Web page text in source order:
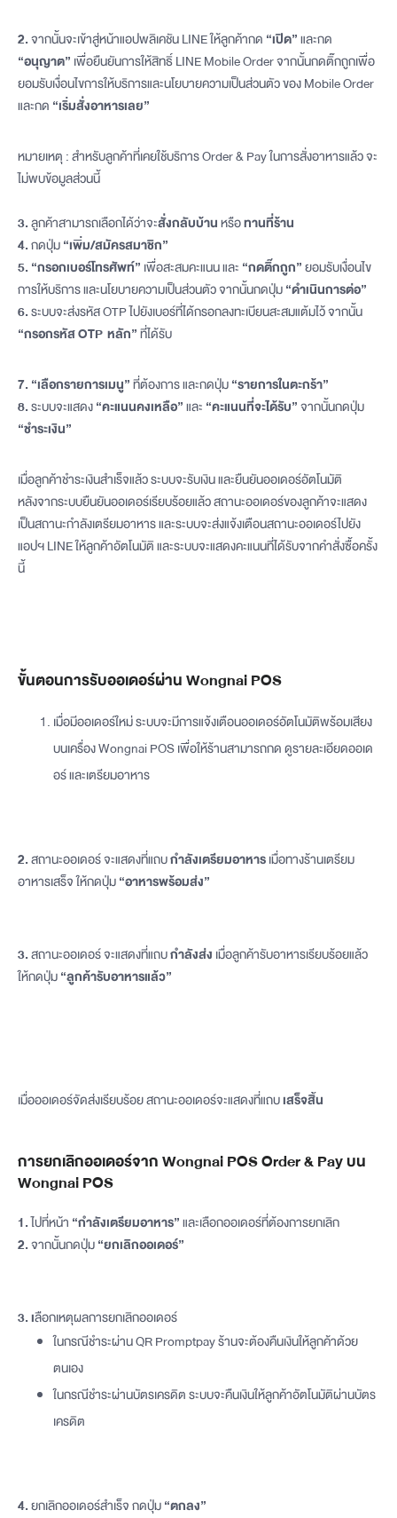
2.จากนั้นจะเข้าสู่หน้าแอปพลิเคชัน LINE ให้ลูกค้ากด “เปิด”และกด
“อนุญาต” เพื่อยืนยันการให้สิทธิ์ LINE Mobile Order จากนั้นกดติ๊กถูกเพื่อ
ยอมรับเงื่อนไขการให้บริการและนโยบายความเป็นส่วนตัว ของ Mobile Order
และกด “เริ่มสั่งอาหารเลย”
หมายเหตุ : สำหรับลูกค้าที่เคยใช้บริการ Order & Pay ในการสั่งอาหารแล้ว จะ
ไม่พบข้อมูลส่วนนี้
3.ลูกค้าสามารถเลือกได้ว่าจะสั่งกลับบ้านหรือทานที่ร้าน
4.กดปุ่ม“เพิ่ม/สมัครสมาชิก”
5. “กรอกเบอร์โทรศัพท์” เพื่อสะสมคะแนน และ “กดติ๊กถูก”ยอมรับเงื่อนไข
การให้บริการ และนโยบายความเป็นส่วนตัว จากนั้นกดปุ่ม“ดำเนินการต่อ”
6.ระบบจะส่งรหัส OTP ไปยังเบอร์ที่ได้กรอกลงทะเบียนสะสมแต้มไว้ จากนั้น
“กรอกรหัส OTP หลัก”ที่ได้รับ
7. “เลือกรายการเมนู”ที่ต้องการ และกดปุ่ม“รายการในตะกร้า”
8.ระบบจะแสดง“คะแนนคงเหลือ”และ “คะแนนที่จะได้รับ”จากนั้นกดปุ่ม
“ชำระเงิน”
เมื่อลูกค้าชำระเงินสำเร็จแล้ว ระบบจะรับเงิน และยืนยันออเดอร์อัตโนมัติ
หลังจากระบบยืนยันออเดอร์เรียบร้อยแล้ว สถานะออเดอร์ของลูกค้าจะแสดง
เป็นสถานะกำลังเตรียมอาหาร และระบบจะส่งแจ้งเตือนสถานะออเดอร์ไปยัง
แอปฯ LINE ให้ลูกค้าอัตโนมัติ และระบบจะแสดงคะแนนที่ได้รับจากคำสั่งซื้อครั้ง
นี้
ขั้นตอนการรับออเดอร์ผ่าน Wongnai POS
เมื่อมีออเดอร์ใหม่ ระบบจะมีการแจ้งเตือนออเดอร์อัตโนมัติพร้อมเสียง
บนเครื่อง Wongnai POS เพื่อให้ร้านสามารถกด ดูรายละเอียดออเด
อร์ และเตรียมอาหาร
2.สถานะออเดอร์ จะแสดงที่แถบกำลังเตรียมอาหารเมื่อทางร้านเตรียม
อาหารเสร็จ ให้กดปุ่ม“อาหารพร้อมส่ง”
3.สถานะออเดอร์ จะแสดงที่แถบกำลังส่ง เมื่อลูกค้ารับอาหารเรียบร้อยแล้ว
ให้กดปุ่ม“ลูกค้ารับอาหารแล้ว”
เมื่อออเดอร์จัดส่งเรียบร้อย สถานะออเดอร์จะแสดงที่แถบเสร็จสิ้น
การยกเลิกออเดอร์จาก Wongnai POS Order & Pay บน
Wongnai POS
1.ไปที่หน้า “กำลังเตรียมอาหาร”และเลือกออเดอร์ที่ต้องการยกเลิก
2.จากนั้นกดปุ่ม“ยกเลิกออเดอร์”
3. เลือกเหตุผลการยกเลิกออเดอร์
ในกรณีชำระผ่าน QR Promptpay ร้านจะต้องคืนเงินให้ลูกค้าด้วย
ตนเอง
ในกรณีชำระผ่านบัตรเครดิต ระบบจะคืนเงินให้ลูกค้าอัตโนมัติผ่านบัตร
เครดิต
4.ยกเลิกออเดอร์สำเร็จกดปุ่ม“ตกลง”